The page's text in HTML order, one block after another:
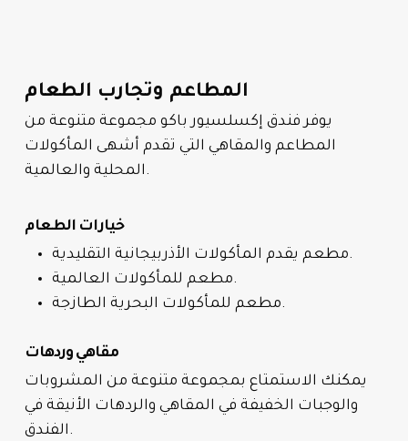
المطاعم وتجارب الطعام
يوفر فندق إكسلسيور باكو مجموعة متنوعة من
المطاعم والمقاهي التي تقدم أشهى المأكولات
المحلية والعالمية.
خيارات الطعام
مطعم يقدم المأكولات الأذربيجانية التقليدية.
مطعم للمأكولات العالمية.
مطعم للمأكولات البحرية الطازجة.
مقاهي وردهات
يمكنك الاستمتاع بمجموعة متنوعة من المشروبات
والوجبات الخفيفة في المقاهي والردهات الأنيقة في
الفندق.